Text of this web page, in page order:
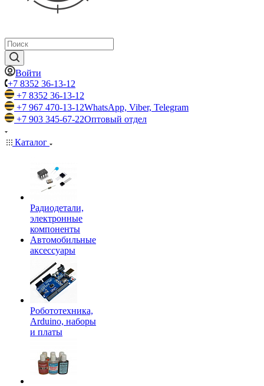
Войти
+7 8352 36-13-12
+7 8352 36-13-12
+7 967 470-13-12WhatsApp, Viber, Telegram
+7 903 345-67-22Оптовый отдел
Каталог
Радиодетали,
электронные
компоненты
Автомобильные
аксессуары
Робототехника,
Arduino, наборы
и платы